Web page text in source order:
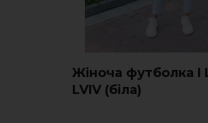
Жіноча футболка I
LVIV (біла)